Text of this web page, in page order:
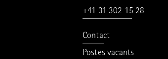
+41 31 302 15 28
Contact
Postes vacants